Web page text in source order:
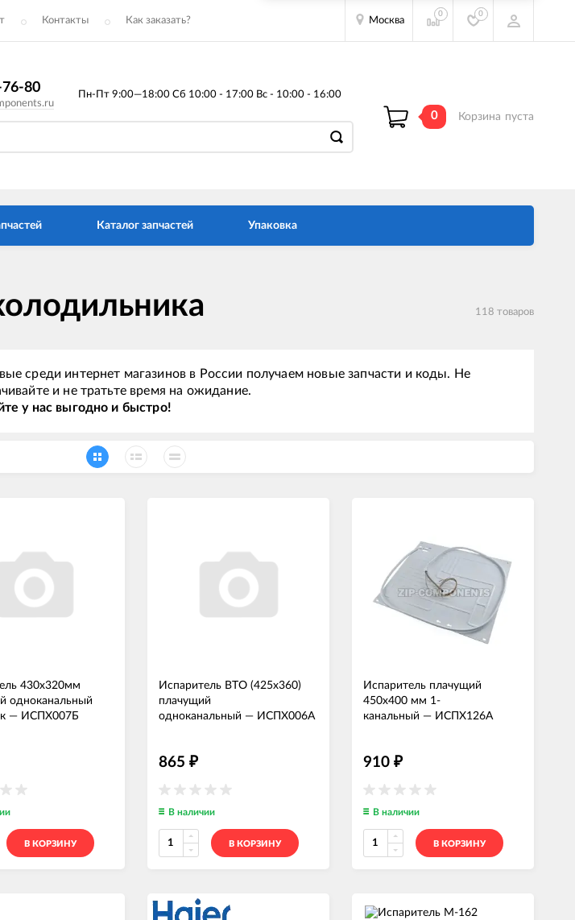
Контакты Как заказать? Москва
0 0
80 Пн-Пт 9:00—18:00 Сб 10:00 - 17:00 Вс - 10:00 - 16:00
0 Корзина пуста
Каталог запчастей Упаковка
118 товаров
среди интернет магазинов в России получаем новые запчасти и коды. Не
и не тратьте время на ожидание.
у нас выгодно и быстро!
430x320мм
одноканальный
— ИСПХ007Б
В КОРЗИНУ
Испаритель ВТО (425x360)
плачущий
одноканальный — ИСПХ006А
865 ₽
В наличии
В КОРЗИНУ
Испаритель плачущий
450x400 мм 1-
канальный — ИСПХ126А
910 ₽
В наличии
В КОРЗИНУ